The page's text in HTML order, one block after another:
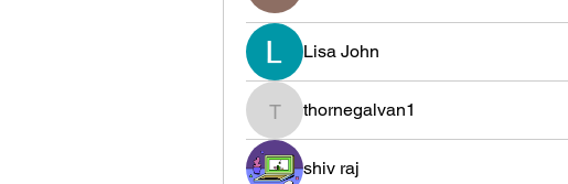
Lisa John
thornegalvan1
thornegalvan1
shiv raj